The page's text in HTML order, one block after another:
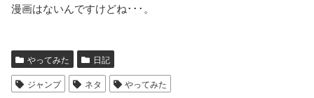
漫画はないんですけどね･･･。
やってみた 日記
ジャンプ ネタ やってみた